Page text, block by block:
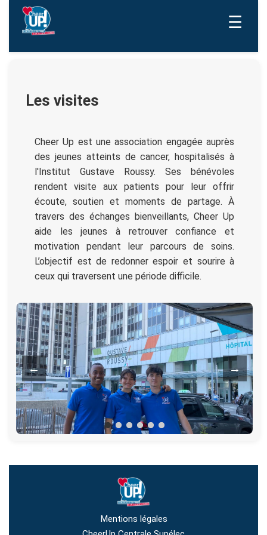
☰
Les visites
Cheer Up est une association engagée auprès
des jeunes atteints de cancer, hospitalisés à
l'Institut Gustave Roussy. Ses bénévoles
rendent visite aux patients pour leur offrir
écoute, soutien et moments de partage. À
travers des échanges bienveillants, Cheer Up
aide les jeunes à retrouver confiance et
motivation pendant leur parcours de soins.
L’objectif est de redonner espoir et sourire à
ceux qui traversent une période difficile.
← →
Mentions légales